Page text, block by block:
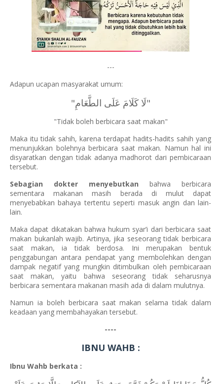
---
Adapun ucapan masyarakat umum:
"لَا كَلَامَ عَلَى الطَّعَامِ"
"Tidak boleh berbicara saat makan"
Maka itu tidak sahih, karena terdapat hadits-hadits sahih yang
menunjukkan bolehnya berbicara saat makan. Namun hal ini
disyaratkan dengan tidak adanya madhorot dari pembicaraan
tersebut.
Sebagian dokter menyebutkan bahwa berbicara
sementara makanan masih berada di mulut dapat
menyebabkan bahaya tertentu seperti masuk angin dan lain-
lain.
Maka dapat dikatakan bahwa hukum syar’i dari berbicara saat
makan bukanlah wajib. Artinya, jika seseorang tidak berbicara
saat makan, ia tidak berdosa. Ini merupakan bentuk
penggabungan antara pendapat yang membolehkan dengan
dampak negatif yang mungkin ditimbulkan oleh pembicaraan
saat makan, yaitu bahwa seseorang tidak seharusnya
berbicara sementara makanan masih ada di dalam mulutnya.
Namun ia boleh berbicara saat makan selama tidak dalam
keadaan yang membahayakan tersebut.
----
IBNU WAHB :
Ibnu Wahb berkata :